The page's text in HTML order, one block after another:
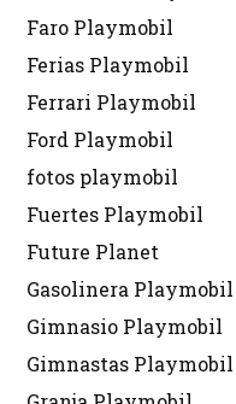
Faro Playmobil
Ferias Playmobil
Ferrari Playmobil
Ford Playmobil
fotos playmobil
Fuertes Playmobil
Future Planet
Gasolinera Playmobil
Gimnasio Playmobil
Gimnastas Playmobil